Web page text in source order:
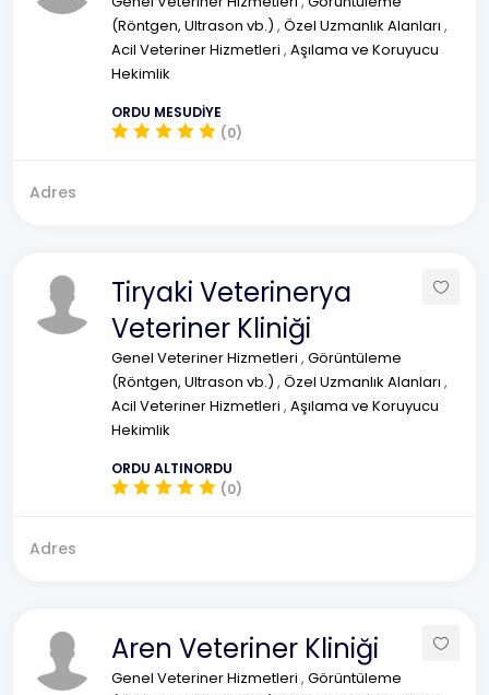
(Röntgen, Ultrason vb.) , Özel Uzmanlık Alanları ,
Acil Veteriner Hizmetleri , Aşılama ve Koruyucu
Hekimlik
ORDU MESUDİYE
(0)
Adres
Tiryaki Veterinerya
Veteriner Kliniği
Genel Veteriner Hizmetleri , Görüntüleme
(Röntgen, Ultrason vb.) , Özel Uzmanlık Alanları ,
Acil Veteriner Hizmetleri , Aşılama ve Koruyucu
Hekimlik
ORDU ALTINORDU
(0)
Adres
Aren Veteriner Kliniği
Genel Veteriner Hizmetleri , Görüntüleme